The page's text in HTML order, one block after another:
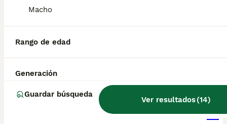
Macho
Rango de edad
Generación
Guardar búsqueda
Ver resultados(14)
9 semanas